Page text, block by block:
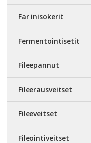
Fariinisokerit
Fermentointisetit
Fileepannut
Fileerausveitset
Fileeveitset
Fileointiveitset